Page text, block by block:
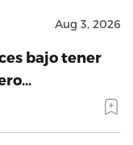
Aug 3, 2026
bajo tener